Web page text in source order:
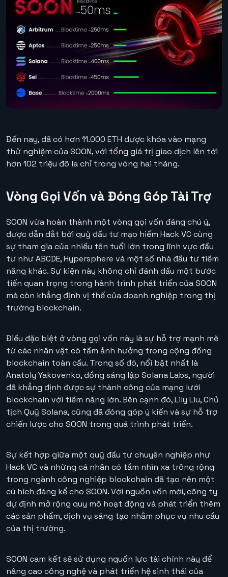
Đến nay, đã có hơn 11.000 ETH được khóa vào mạng
thử nghiệm của SOON, với tổng giá trị giao dịch lên tới
hơn 102 triệu đô la chỉ trong vòng hai tháng.
Vòng Gọi Vốn và Đóng Góp Tài Trợ
SOON vừa hoàn thành một vòng gọi vốn đáng chú ý,
được dẫn dắt bởi quỹ đầu tư mạo hiểm Hack VC cùng
sự tham gia của nhiều tên tuổi lớn trong lĩnh vực đầu
tư như ABCDE, Hypersphere và một số nhà đầu tư tiềm
năng khác. Sự kiện này không chỉ đánh dấu một bước
tiến quan trọng trong hành trình phát triển của SOON
mà còn khẳng định vị thế của doanh nghiệp trong thị
trường blockchain.
Điều đặc biệt ở vòng gọi vốn này là sự hỗ trợ mạnh mẽ
từ các nhân vật có tầm ảnh hưởng trong cộng đồng
blockchain toàn cầu. Trong số đó, nổi bật nhất là
Anatoly Yakovenko, đồng sáng lập Solana Labs, người
đã khẳng định được sự thành công của mạng lưới
blockchain với tiềm năng lớn. Bên cạnh đó, Lily Liu, Chủ
tịch Quỹ Solana, cũng đã đóng góp ý kiến và sự hỗ trợ
chiến lược cho SOON trong quá trình phát triển.
Sự kết hợp giữa một quỹ đầu tư chuyên nghiệp như
Hack VC và những cá nhân có tầm nhìn xa trông rộng
trong ngành công nghiệp blockchain đã tạo nên một
cú hích đáng kể cho SOON. Với nguồn vốn mới, công ty
dự định mở rộng quy mô hoạt động và phát triển thêm
các sản phẩm, dịch vụ sáng tạo nhằm phục vụ nhu cầu
của thị trường.
SOON cam kết sẽ sử dụng nguồn lực tài chính này để
nâng cao công nghệ và phát triển hệ sinh thái của